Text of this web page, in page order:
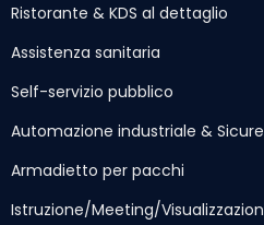
Ristorante & KDS al dettaglio
Assistenza sanitaria
Self-servizio pubblico
Automazione industriale &
Armadietto per pacchi
Istruzione/Meeting/